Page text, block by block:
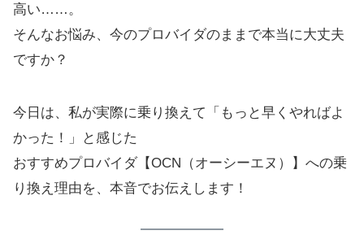
高い……。
そんなお悩み、今のプロバイダのままで本当に大丈夫
ですか？
今日は、私が実際に乗り換えて「もっと早くやればよ
かった！」と感じた
おすすめプロバイダ【OCN（オーシーエヌ）】への乗
り換え理由を、本音でお伝えします！